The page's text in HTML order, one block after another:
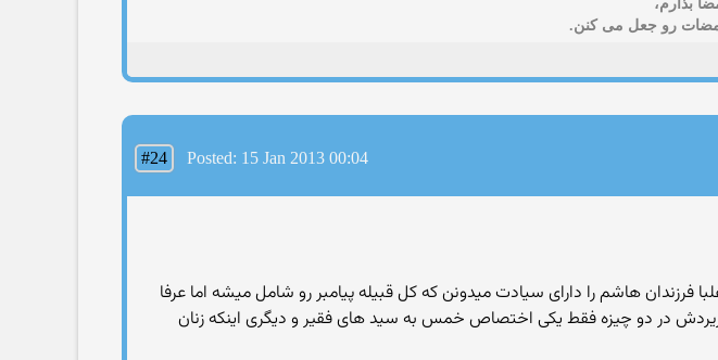
بذارم،
امضات رو جعل می کنن.
#24 Posted: 15 Jan 2013 00:04
فرزندان هاشم را دارای سیادت میدونن که کل قبیله پیامبر رو شامل میشه اما عرفا
در دو چیزه فقط یکی اختصاص خمس به سید های فقیر و دیگری اینکه زنان